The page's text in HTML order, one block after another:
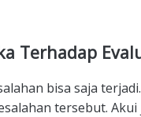
Terhadap
bisa saja
tersebut.